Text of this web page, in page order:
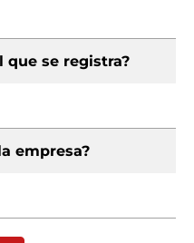
que se registra?
empresa?